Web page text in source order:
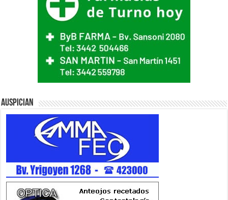
Auspician